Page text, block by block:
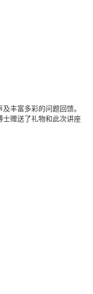
丰富多彩的问题回馈。
赠送了礼物和此次讲座